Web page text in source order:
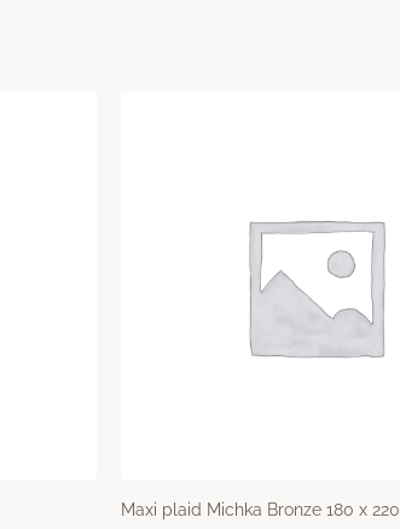
Maxi plaid Michka Bronze 180 x 220